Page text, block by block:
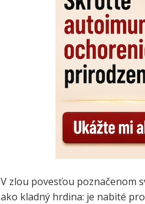
V zlou povesťou poznačenom
ako kladný hrdina: je nabité